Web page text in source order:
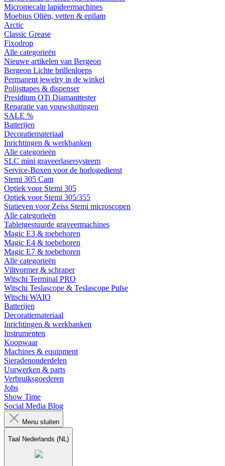
Micromecalp lapideermachines
Moebius Oliën, vetten & epilam
Arctic
Classic Grease
Fixodrop
Alle categorieën
Nieuwe artikelen van Bergeon
Bergeon Lichte brillenloeps
Permanent jewelry in de winkel
Polijsttapes & dispenser
Presidium OTi Diamanttester
Reparatie van vouwsluitingen
SALE %
Batterijen
Decoratiemateriaal
Inrichtingen & werkbanken
Alle categorieën
SLC mini graveerlasersysteem
Service-Boxen voor de horlogedienst
Stemi 305 Cam
Optiek voor Stemi 305
Optiek voor Stemi 305/355
Statieven voor Zeiss Stemi microscopen
Alle categorieën
Tabletgestuurde graveermachines
Magic E3 & toebehoren
Magic E4 & toebehoren
Magic E7 & toebehoren
Alle categorieën
Viltvormer & schraper
Witschi Terminal PRO
Witschi Teslascope & Teslascope Pulse
Witschi WAIO
Batterijen
Decoratiemateriaal
Inrichtingen & werkbanken
Instrumenten
Koopwaar
Machines & equipment
Sieradenonderdelen
Uurwerken & parts
Verbruiksgoederen
Jobs
Show Time
Social Media Blog
Menu sluiten
Taal Nederlands (NL)